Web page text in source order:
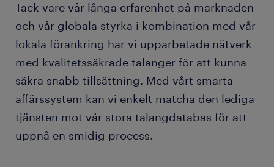
Tack vare vår långa erfarenhet på marknaden
och vår globala styrka i kombination med vår
lokala förankring har vi upparbetade nätverk
med kvalitetssäkrade talanger för att kunna
säkra snabb tillsättning. Med vårt smarta
affärssystem kan vi enkelt matcha den lediga
tjänsten mot vår stora talangdatabas för att
uppnå en smidig process.